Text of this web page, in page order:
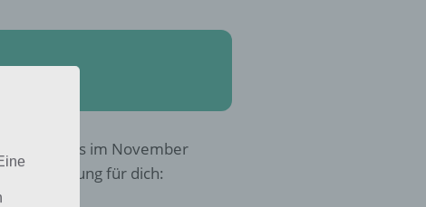
voraus im November
die Lösung für dich: